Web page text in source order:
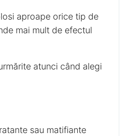
aproape orice tip de
mai mult de efectul
atunci când alegi
sau matifiante